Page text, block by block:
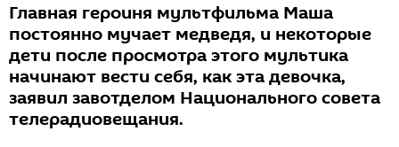
Главная героиня мультфильма Маша
постоянно мучает медведя, и некоторые
дети после просмотра этого мультика
начинают вести себя, как эта девочка,
заявил завотделом Национального совета
телерадиовещания.